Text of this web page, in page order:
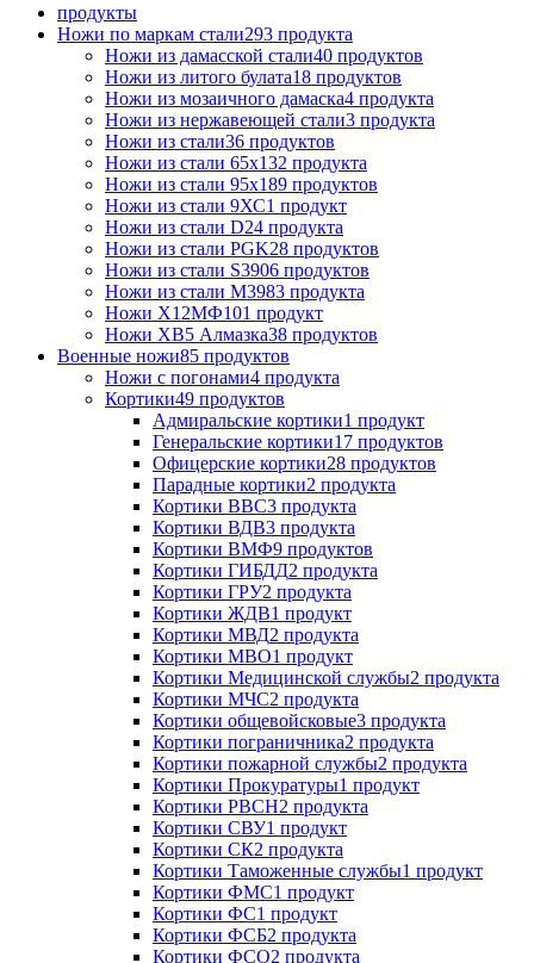
продукты
Ножи по маркам стали293 продукта
Ножи из дамасской стали40 продуктов
Ножи из литого булата18 продуктов
Ножи из мозаичного дамаска4 продукта
Ножи из нержавеющей стали3 продукта
Ножи из стали36 продуктов
Ножи из стали 65х132 продукта
Ножи из стали 95х189 продуктов
Ножи из стали 9ХС1 продукт
Ножи из стали D24 продукта
Ножи из стали PGK28 продуктов
Ножи из стали S3906 продуктов
Ножи из стали М3983 продукта
Ножи Х12МФ101 продукт
Ножи ХВ5 Алмазка38 продуктов
Военные ножи85 продуктов
Ножи с погонами4 продукта
Кортики49 продуктов
Адмиральские кортики1 продукт
Генеральские кортики17 продуктов
Офицерские кортики28 продуктов
Парадные кортики2 продукта
Кортики ВВС3 продукта
Кортики ВДВ3 продукта
Кортики ВМФ9 продуктов
Кортики ГИБДД2 продукта
Кортики ГРУ2 продукта
Кортики ЖДВ1 продукт
Кортики МВД2 продукта
Кортики МВО1 продукт
Кортики Медицинской службы2 продукта
Кортики МЧС2 продукта
Кортики общевойсковые3 продукта
Кортики пограничника2 продукта
Кортики пожарной службы2 продукта
Кортики Прокуратуры1 продукт
Кортики РВСН2 продукта
Кортики СВУ1 продукт
Кортики СК2 продукта
Кортики Таможенные службы1 продукт
Кортики ФМС1 продукт
Кортики ФС1 продукт
Кортики ФСБ2 продукта
Кортики ФСО2 продукта